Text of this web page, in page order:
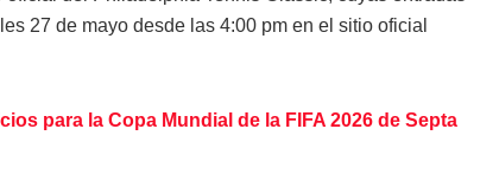
27 de mayo desde las 4:00 pm en el sitio oficial
para la Copa Mundial de la FIFA 2026 de Septa